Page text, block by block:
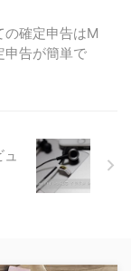
の確定申告はM
告が簡単で